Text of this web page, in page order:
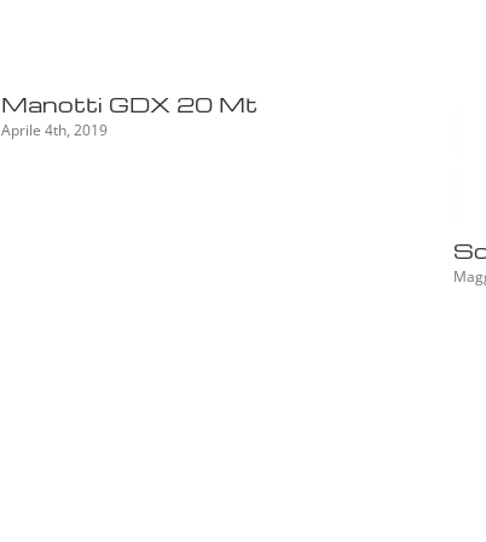
Manotti GDX 20 Mt
Aprile 4th, 2019